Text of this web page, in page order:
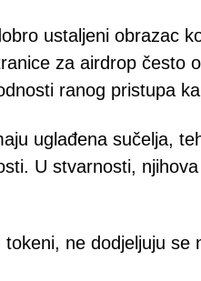
ustaljeni obrazac
za airdrop često
ranog pristupa
uglađena sučelja,
U stvarnosti,
ne dodjeljuju